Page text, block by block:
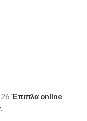
Έπιπλα online
.